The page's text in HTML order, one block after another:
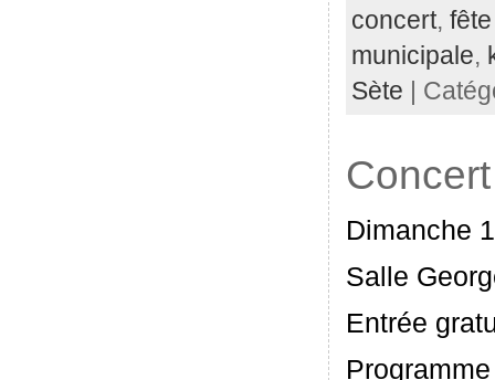
concert,
municipale,
Sète |
Dimanche
Salle
Entrée